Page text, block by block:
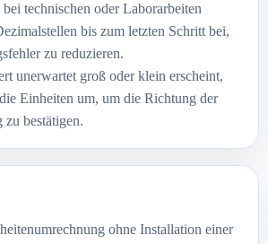
technischen oder Laborarbeiten
bis zum letzten Schritt bei,
zu reduzieren.
unerwartet groß oder klein erscheint,
Einheiten um, um die Richtung der
bestätigen.
ohne Installation einer